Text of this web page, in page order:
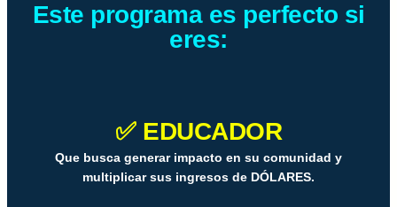
Este programa es perfecto si
eres:
✅ EDUCADOR
Que busca generar impacto en su comunidad y
multiplicar sus ingresos de DÓLARES.